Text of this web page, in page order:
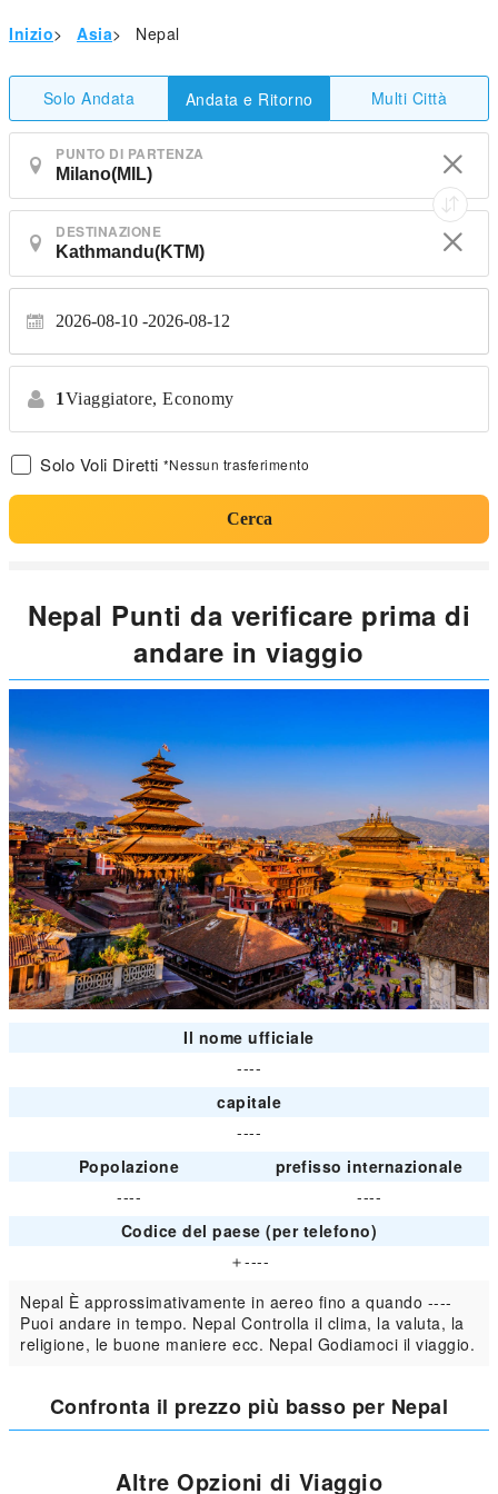
Inizio> Asia> Nepal
Solo Andata Andata e Ritorno Multi Città
PUNTO DI PARTENZA
DESTINAZIONE
2026-08-10 2026-08-12
1Viaggiatore, Economy
Solo Voli Diretti *Nessun trasferimento
Cerca
Nepal Punti da verificare prima di
andare in viaggio
Il nome ufficiale
----
capitale
----
Popolazione
prefisso internazionale
----
----
Codice del paese (per telefono)
＋----
Nepal È approssimativamente in aereo fino a quando ----
Puoi andare in tempo. Nepal Controlla il clima, la valuta, la
religione, le buone maniere ecc. Nepal Godiamoci il viaggio.
Confronta il prezzo più basso per Nepal
Altre Opzioni di Viaggio